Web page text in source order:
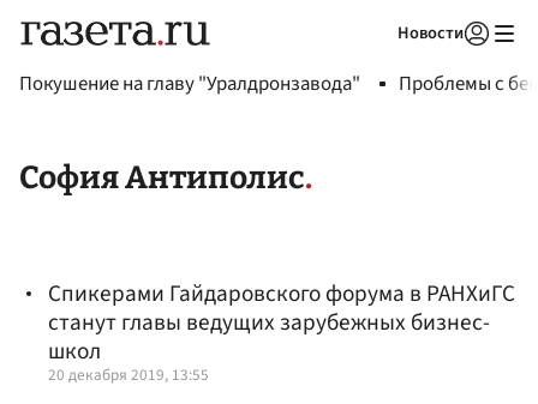
Новости
Покушение на главу "Уралдронзавода" Проблемы с
София Антиполис
Спикерами Гайдаровского форума в РАНХиГС
станут главы ведущих зарубежных бизнес-
школ
20 декабря 2019, 13:55